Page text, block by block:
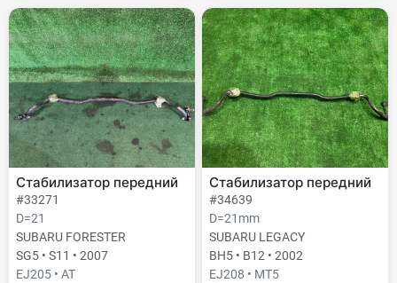
Стабилизатор передний
#33271
D=21
SUBARU FORESTER
SG5 • S11 • 2007
EJ205 • AT
Стабилизатор передний
#34639
D=21mm
SUBARU LEGACY
BH5 • B12 • 2002
EJ208 • MT5